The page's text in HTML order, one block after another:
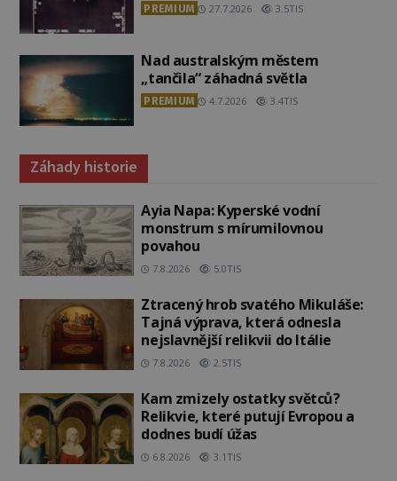
PREMIUM 27.7.2026 3.5TIS
Nad australským městem
„tančila“ záhadná světla
PREMIUM 4.7.2026 3.4TIS
Záhady historie
Ayia Napa: Kyperské vodní
monstrum s mírumilovnou
povahou
7.8.2026 5.0TIS
Ztracený hrob svatého Mikuláše:
Tajná výprava, která odnesla
nejslavnější relikvii do Itálie
7.8.2026 2.5TIS
Kam zmizely ostatky světců?
Relikvie, které putují Evropou a
dodnes budí úžas
6.8.2026 3.1TIS